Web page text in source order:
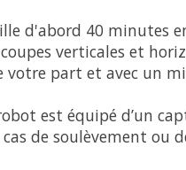
d'abord 40 minutes
verticales et
part et avec un
est équipé d’un
de soulèvement